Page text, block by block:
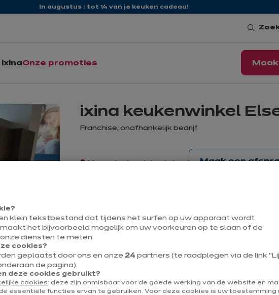
In augustus : tot ¼ van je keuken cadeau!
ixinaOnze promoties
ixina keukenwinkel
Franchise, onafhankelijk bedrijf
Momenteel gesloten tot
Maak een
Contact
80 rue de Livourne
ixelles@ixina.com
Onze
Dinsdag
klein tekstbestand dat tijdens het surfen op uw apparaat wordt
het bijvoorbeeld mogelijk om uw voorkeuren op te slaan of de
diensten te meten.
cookies?
geplaatst door ons en onze 24 partners (te raadplegen via de link
de pagina).
deze cookies gebruikt?
cookies: deze zijn onmisbaar voor de goede werking van de website en
essentiële functies ervan te gebruiken. Voor deze cookies is uw toestemming